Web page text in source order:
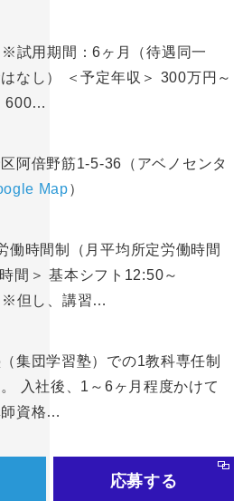
※試用期間：6ヶ月（待遇同一
なし） ＜予定年収＞ 300万円～
600…
阿倍野筋1-5-36（アベノセンタ
Map）
働時間制（月平均所定労働時間
間＞ 基本シフト12:50～
※但し、講習…
集団学習塾）での1教科専任制
入社後、1～6ヶ月程度かけて
師資格…
応募する